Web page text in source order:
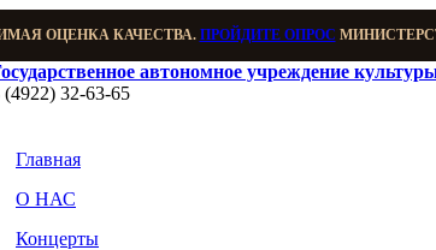
ОЦЕНКА КАЧЕСТВА. ПРОЙДИТЕ ОПРОС
автономное учреждение
(4922) 32-63-65
Главная
О НАС
Концерты